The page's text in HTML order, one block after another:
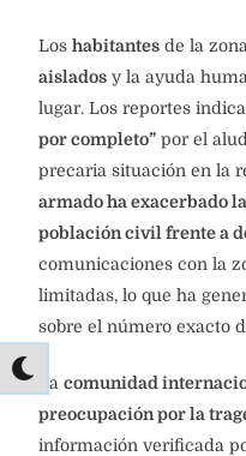
Los habitantes de la
aislados y la ayuda
lugar. Los reportes
por completo” por el
precaria situación en la
armado ha exacerbado
población civil frente a
comunicaciones con la
limitadas, lo que ha
sobre el número exacto
La comunidad
preocupación por la
información verificada